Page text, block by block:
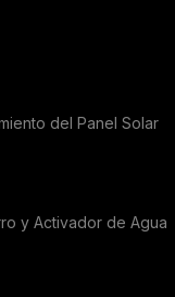
del Panel Solar
y Activador de Agua